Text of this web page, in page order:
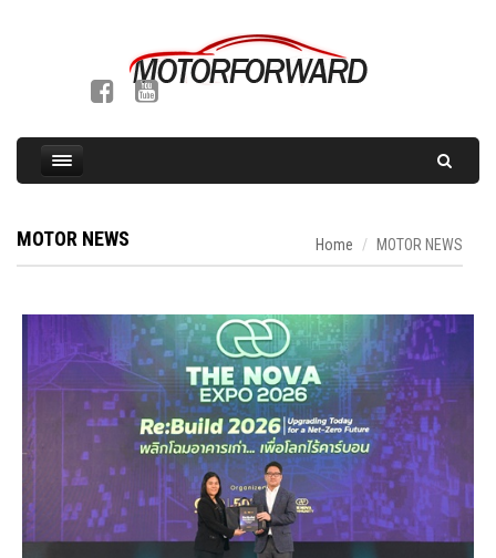
MOTOR NEWS Home MOTOR NEWS